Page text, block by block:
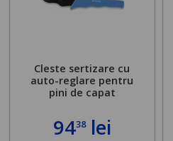
Cleste sertizare cu
auto-reglare pentru
pini de capat
9438lei